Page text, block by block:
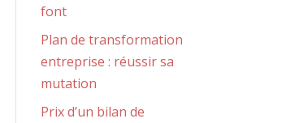
font
Plan de transformation
entreprise : réussir sa
mutation
Prix d’un bilan de